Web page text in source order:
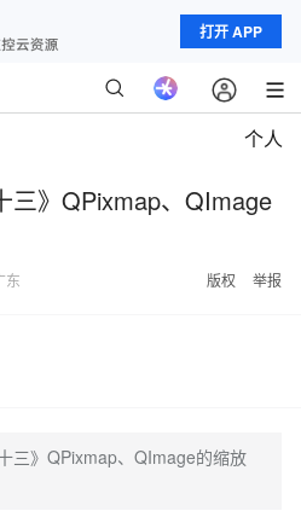
打开 APP
个人
三》QPixmap、QImage
东 版权 举报
三》QPixmap、QImage的缩放